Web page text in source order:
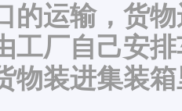
的运输，货
工厂自己安
物装进集装